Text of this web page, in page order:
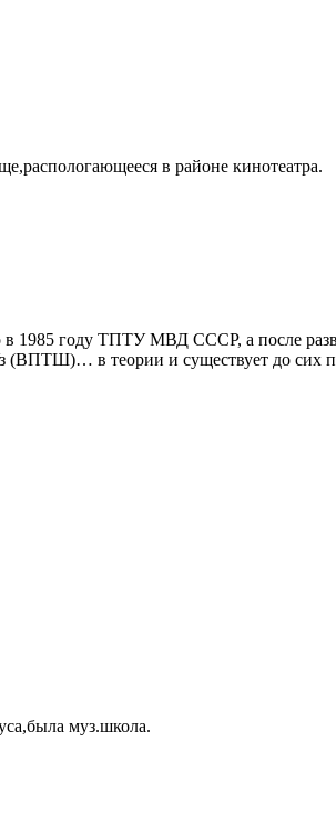
в районе кинотеатра.
в 1985 году ТПТУ МВД СССР, а после
в теории и существует до сих
муз.школа.